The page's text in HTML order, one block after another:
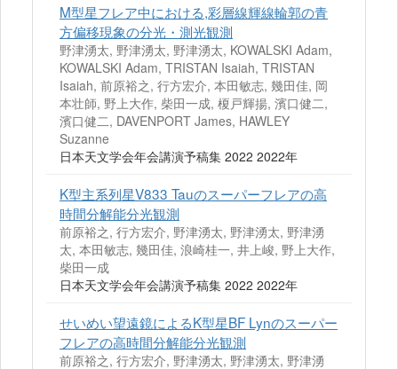
M型星フレア中における,彩層線輝線輪郭の青
方偏移現象の分光・測光観測
野津湧太, 野津湧太, 野津湧太, KOWALSKI Adam,
KOWALSKI Adam, TRISTAN Isaiah, TRISTAN
Isaiah, 前原裕之, 行方宏介, 本田敏志, 幾田佳, 岡
本壮師, 野上大作, 柴田一成, 榎戸輝揚, 濱口健二,
濱口健二, DAVENPORT James, HAWLEY
Suzanne
日本天文学会年会講演予稿集 2022 2022年
K型主系列星V833 Tauのスーパーフレアの高
時間分解能分光観測
前原裕之, 行方宏介, 野津湧太, 野津湧太, 野津湧
太, 本田敏志, 幾田佳, 浪崎桂一, 井上峻, 野上大作,
柴田一成
日本天文学会年会講演予稿集 2022 2022年
せいめい望遠鏡によるK型星BF Lynのスーパー
フレアの高時間分解能分光観測
前原裕之, 行方宏介, 野津湧太, 野津湧太, 野津湧